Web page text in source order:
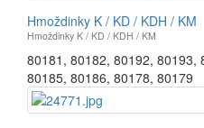
Hmoždinky K / KD / KDH / KM
Hmoždinky K / KD / KDH / KM
80181 , 80182, 80192, 80193,
80185, 80186, 80178, 80179